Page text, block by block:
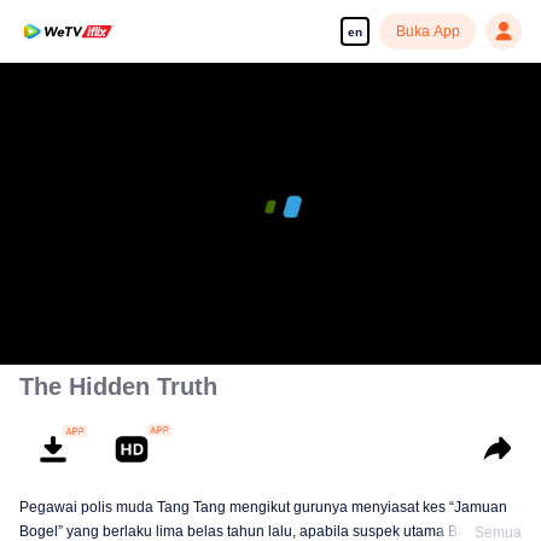
en Buka App
The Hidden Truth
Pegawai polis muda Tang Tang mengikut gurunya menyiasat kes “Jamuan
Bogel” yang berlaku lima belas tahun lalu, apabila suspek utama Bai Qiming
Semua